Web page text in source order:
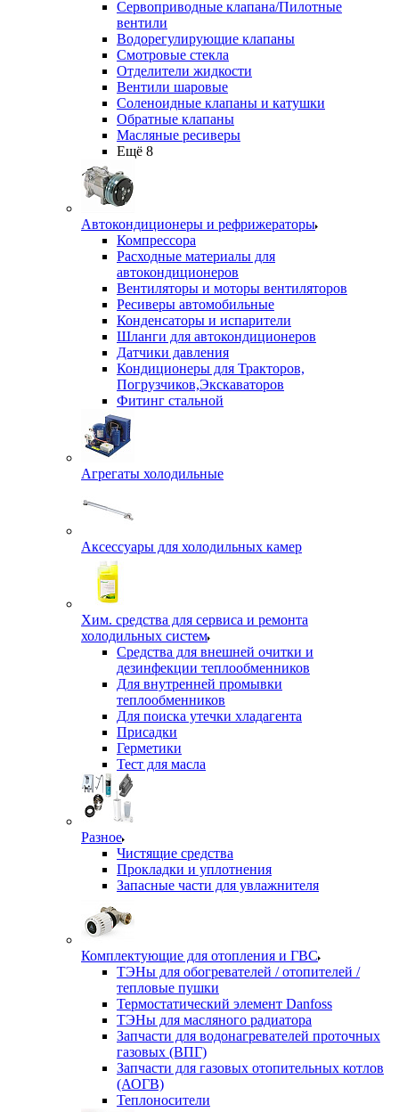
Сервоприводные клапана/Пилотные
вентили
Водорегулирующие клапаны
Смотровые стекла
Отделители жидкости
Вентили шаровые
Соленоидные клапаны и катушки
Обратные клапаны
Масляные ресиверы
Ещё 8
Автокондиционеры и рефрижераторы
Компрессора
Расходные материалы для
автокондиционеров
Вентиляторы и моторы вентиляторов
Ресиверы автомобильные
Конденсаторы и испарители
Шланги для автокондиционеров
Датчики давления
Кондиционеры для Тракторов,
Погрузчиков,Экскаваторов
Фитинг стальной
Агрегаты холодильные
Аксессуары для холодильных камер
Хим. средства для сервиса и ремонта
холодильных систем
Средства для внешней очитки и
дезинфекции теплообменников
Для внутренней промывки
теплообменников
Для поиска утечки хладагента
Присадки
Герметики
Тест для масла
Разное
Чистящие средства
Прокладки и уплотнения
Запасные части для увлажнителя
Комплектующие для отопления и ГВС
ТЭНы для обогревателей / отопителей /
тепловые пушки
Термостатический элемент Danfoss
ТЭНы для масляного радиатора
Запчасти для водонагревателей проточных
газовых (ВПГ)
Запчасти для газовых отопительных котлов
(АОГВ)
Теплоносители